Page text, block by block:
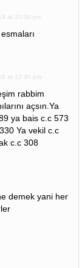
at 10:30 pm
at 12:30 pm
rabbim
açsın.Ya
ya bais c.c 573
Ya vekil c.c
c.c 308
demek yani her